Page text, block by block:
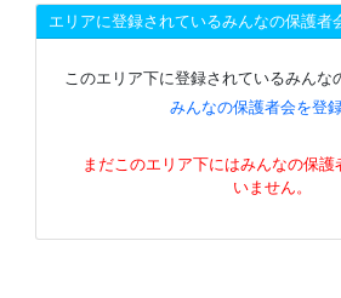
エリアに登録されているみんなの保護者
このエリア下に登録されているみんな
みんなの保護者会を登
まだこのエリア下にはみんなの保護
いません。